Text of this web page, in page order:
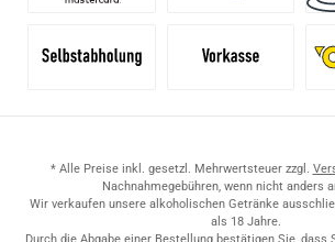
* Alle Preise inkl. gesetzl. Mehrwertsteuer zzgl.
Nachnahmegebühren, wenn nicht anders
Wir verkaufen unsere alkoholischen Getränke
als 18 Jahre.